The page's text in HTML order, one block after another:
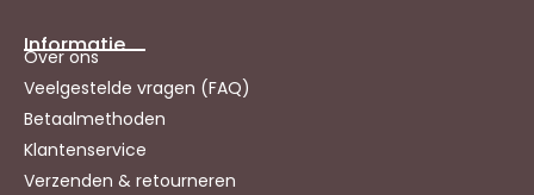
Informatie
Over ons
Veelgestelde vragen (FAQ)
Betaalmethoden
Klantenservice
Verzenden & retourneren